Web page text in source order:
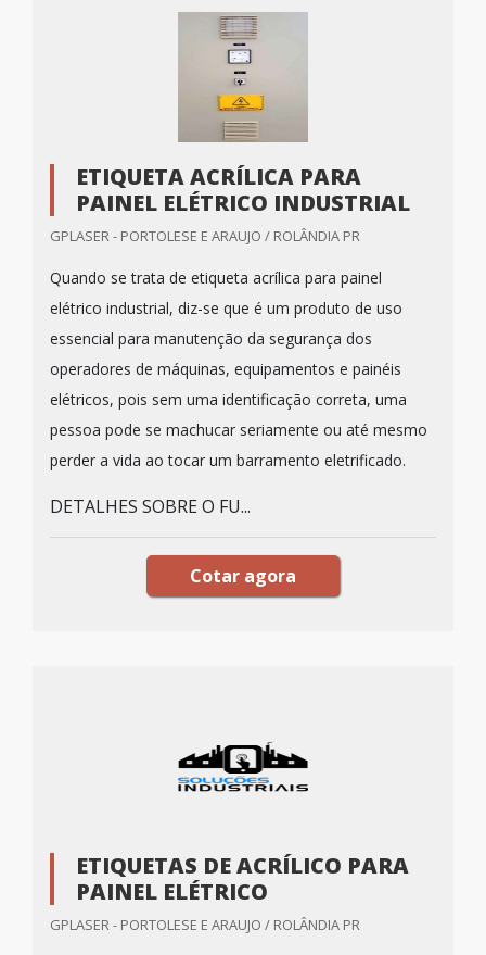
ETIQUETA ACRÍLICA PARA
PAINEL ELÉTRICO INDUSTRIAL
GPLASER - PORTOLESE E ARAUJO / ROLÂNDIA PR
Quando se trata de etiqueta acrílica para painel
elétrico industrial, diz-se que é um produto de uso
essencial para manutenção da segurança dos
operadores de máquinas, equipamentos e painéis
elétricos, pois sem uma identificação correta, uma
pessoa pode se machucar seriamente ou até mesmo
perder a vida ao tocar um barramento eletrificado.
DETALHES SOBRE O FU...
Cotar agora
ETIQUETAS DE ACRÍLICO PARA
PAINEL ELÉTRICO
GPLASER - PORTOLESE E ARAUJO / ROLÂNDIA PR